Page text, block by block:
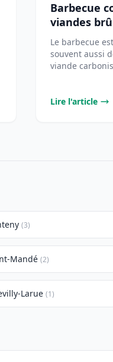
Barbecue
viandes
Le barbecue
souvent aussi
viande
Lire l'article
(3)
Mandé (2)
Larue (1)